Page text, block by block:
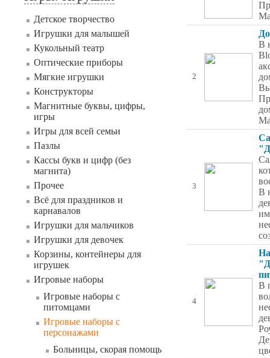
Детское творчество
Игрушки для малышей
Кукольный театр
Оптические приборы
Мягкие игрушки
Конструкторы
Магнитные буквы, цифры,
игры
Игры для всей семьи
Пазлы
Кассы букв и цифр (без
магнита)
Прочее
Всё для праздников и
карнавалов
Игрушки для мальчиков
Игрушки для девочек
Корзины, контейнеры для
игрушек
Игровые наборы
Игровые наборы с
питомцами
Игровые наборы с
персонажами
Больницы, скорая помощь
2
В
3
В
4
В